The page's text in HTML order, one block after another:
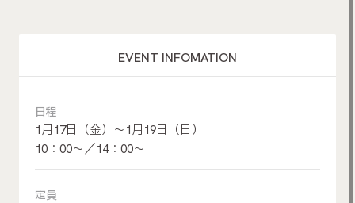
EVENT INFOMATION
日程
1月17日（金）～1月19日（日）
10：00～／14：00～
定員